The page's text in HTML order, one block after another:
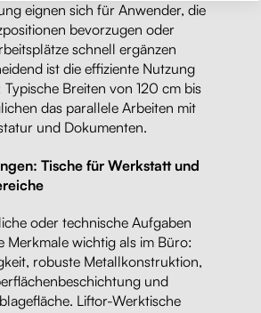
eignen sich für Anwender, die
bevorzugen oder
schnell ergänzen
ist die effiziente Nutzung
Breiten von 120 cm bis
das parallele Arbeiten mit
und Dokumenten.
Tische für Werkstatt und
oder technische Aufgaben
Merkmale wichtig als im Büro:
robuste Metallkonstruktion,
und
Liftor-Werktische